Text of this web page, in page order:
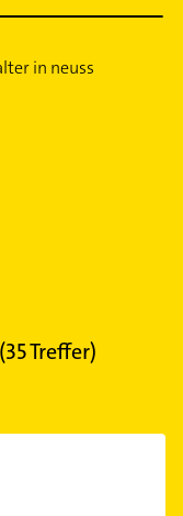
(35Treffer)